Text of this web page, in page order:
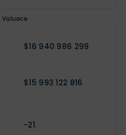
Valuace
$16 940 986 299
$15 993 122 816
-21